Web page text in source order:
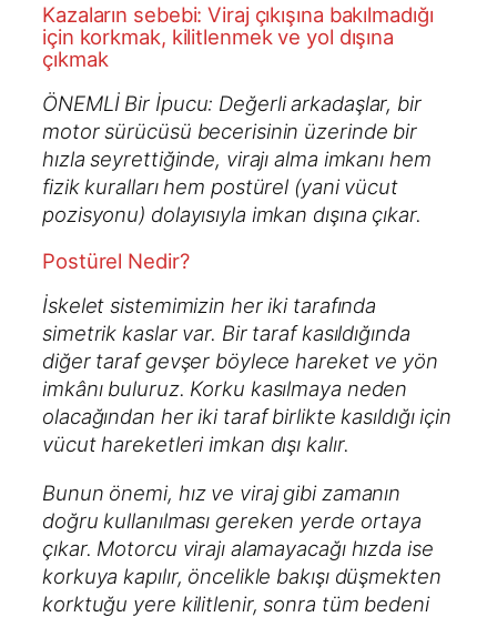
Kazaların sebebi: Viraj çıkışına bakılmadığı
için korkmak, kilitlenmek ve yol dışına
çıkmak
ÖNEMLİ Bir İpucu: Değerli arkadaşlar, bir
motor sürücüsü becerisinin üzerinde bir
hızla seyrettiğinde, virajı alma imkanı hem
fizik kuralları hem postürel (yani vücut
pozisyonu) dolayısıyla imkan dışına çıkar.
Postürel Nedir?
İskelet sistemimizin her iki tarafında
simetrik kaslar var. Bir taraf kasıldığında
diğer taraf gevşer böylece hareket ve yön
imkânı buluruz. Korku kasılmaya neden
olacağından her iki taraf birlikte kasıldığı için
vücut hareketleri imkan dışı kalır.
Bunun önemi, hız ve viraj gibi zamanın
doğru kullanılması gereken yerde ortaya
çıkar. Motorcu virajı alamayacağı hızda ise
korkuya kapılır, öncelikle bakışı düşmekten
korktuğu yere kilitlenir, sonra tüm bedeni